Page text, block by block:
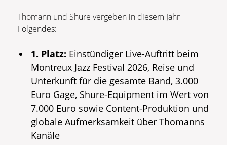
Thomann und Shure vergeben in diesem Jahr
Folgendes:
1. Platz: Einstündiger Live-Auftritt beim
Montreux Jazz Festival 2026, Reise und
Unterkunft für die gesamte Band, 3.000
Euro Gage, Shure-Equipment im Wert von
7.000 Euro sowie Content-Produktion und
globale Aufmerksamkeit über Thomanns
Kanäle